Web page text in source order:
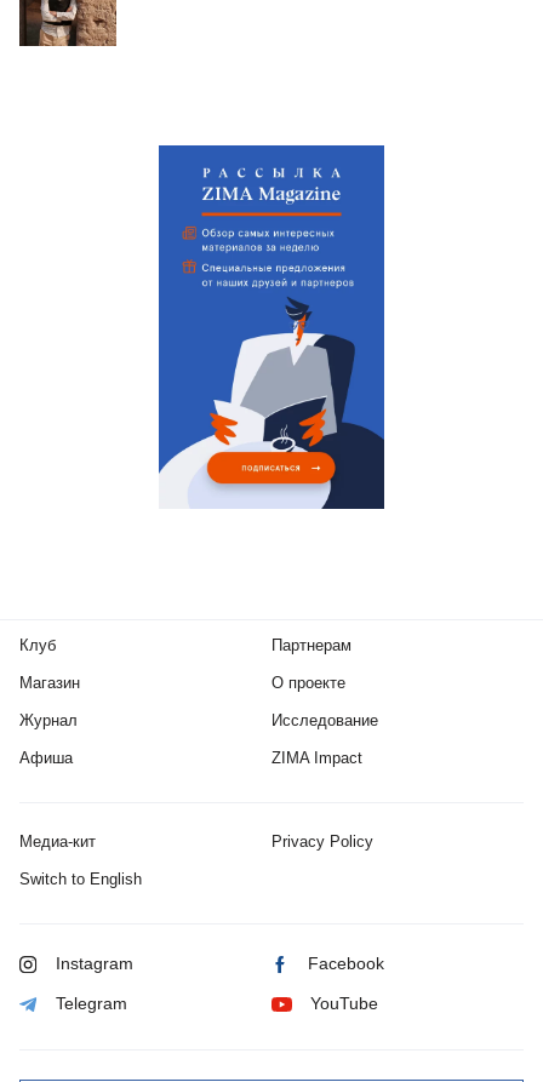
Клуб
Магазин
Журнал
Афиша
Партнерам
О проекте
Исследование
ZIMA Impact
Медиа-кит Privacy Policy
Switch to English
Instagram Facebook
Telegram YouTube